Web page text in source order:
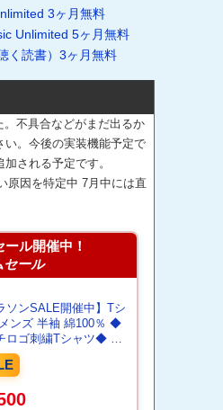
3ヶ月無料
Unlimited 5ヶ月無料
く読書）3ヶ月無料
不具合などがまだ出るか
い。今後の実装機能予定で
される予定です。
原因を特定中 7月中には直
ル開催中！
セール
ソンSALE開催中】Tシ
ンズ 半袖 綿100％ ◆
ロゴ刺繍Tシャツ◆ 白T
おしゃれ メンズ Tシャ
柄 ブランド カラー ペ
ク カップル 夏 夏服 春
服